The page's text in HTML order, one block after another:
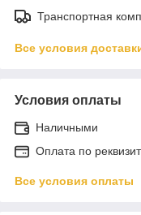
Транспортная
Все условия
Условия оплаты
Наличными
Оплата по
Все условия оплаты